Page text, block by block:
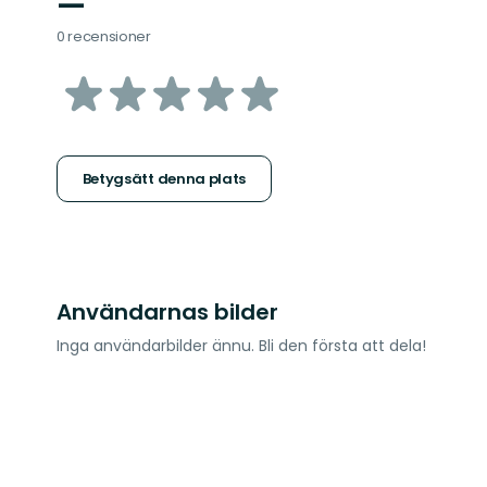
0 recensioner
av
stjärnor
Betygsätt denna plats
Användarnas bilder
Inga användarbilder ännu. Bli den första att dela!